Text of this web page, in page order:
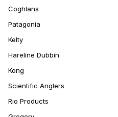
Coghlans
Patagonia
Kelty
Hareline Dubbin
Kong
Scientific Anglers
Rio Products